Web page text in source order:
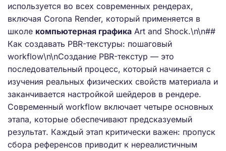
используется во всех современных рендерах,
включая Corona Render, который применяется в
школе компьютерная графика Art and Shock.\n\n##
Как создавать PBR-текстуры: пошаговый
workflow\n\nСоздание PBR-текстур — это
последовательный процесс, который начинается с
изучения реальных физических свойств материала и
заканчивается настройкой шейдеров в рендере.
Современный workflow включает четыре основных
этапа, которые обеспечивают предсказуемый
результат. Каждый этап критически важен: пропуск
сбора референсов приводит к нереалистичным